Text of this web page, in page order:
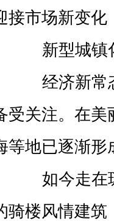
接市场新变化
新型城镇
经济新常态
受关注。在美
等地已逐渐形
如今走在琼
骑楼风情建筑